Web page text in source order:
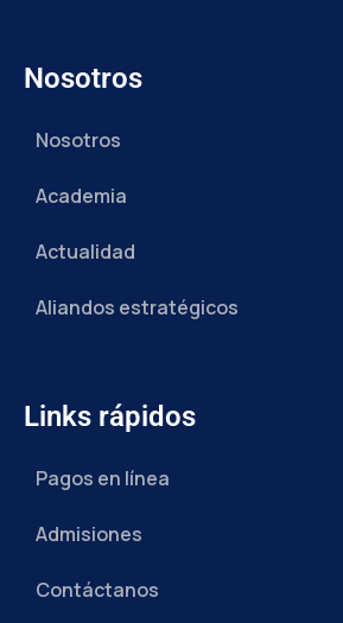
Nosotros
Nosotros
Academia
Actualidad
Aliandos estratégicos
Links rápidos
Pagos en línea
Admisiones
Contáctanos